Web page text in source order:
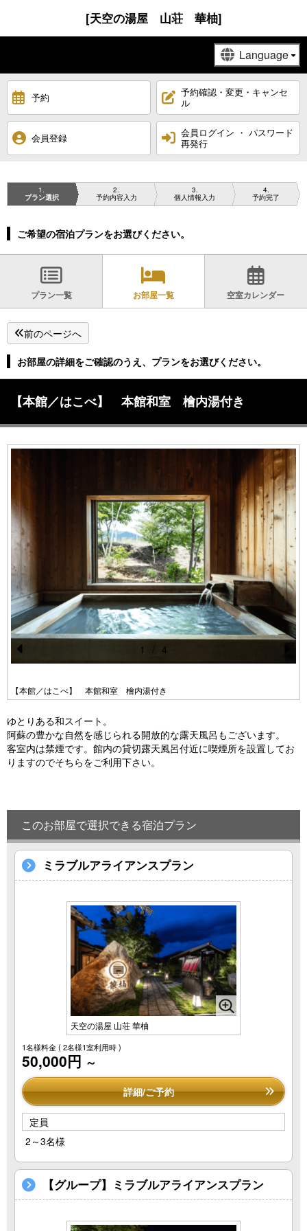
[天空の湯屋 山荘 華柚]
予約
予約確認・変更・キャンセ
ル
会員登録
会員ログイン ・ パスワード
再発行
1
プラン選択
2
予約内容入力
3
個人情報入力
4
予約完了
ご希望の宿泊プランをお選びください。
プラン一覧 お部屋一覧 空室カレンダー
前のページへ
お部屋の詳細をご確認のうえ、プランをお選びください。
【本館／はこべ】 本館和室 檜内湯付き
Pr
e
o
u
s
【本館／はこべ】 本館和室 檜内湯付き
N
1 / 4
ゆとりある和スイート。
阿蘇の豊かな自然を感じられる開放的な露天風呂もございます。
客室内は禁煙です。館内の貸切露天風呂付近に喫煙所を設置してお
りますのでそちらをご利用下さい。
このお部屋で選択できる宿泊プラン
ミラブルアライアンスプラン
天空の湯屋 山荘 華柚
1名様料金( 2名様1室利用時 )
50,000円 ～
詳細/ご予約
定員
2～3名様
【グループ】ミラブルアライアンスプラン